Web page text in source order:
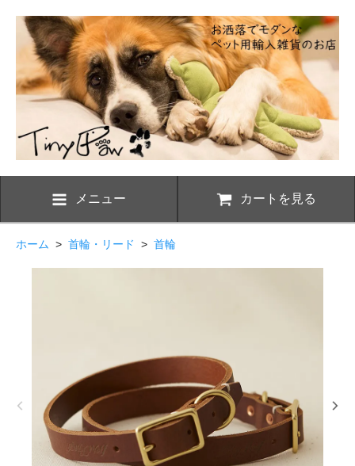
メニュー カートを見る
ホーム > 首輪・リード > 首輪